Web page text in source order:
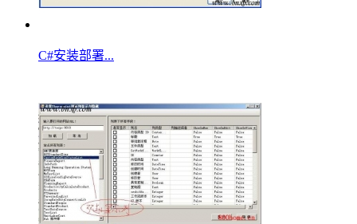
C#安装部署...